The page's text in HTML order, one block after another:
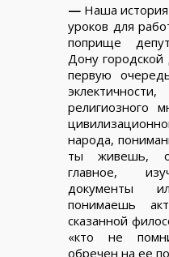
— Наша
уроков для
поприще
Дону
первую
религиозного
народа,
ты живешь,
главное,
документы
понимаешь
сказанной
«кто не
обречен на ее